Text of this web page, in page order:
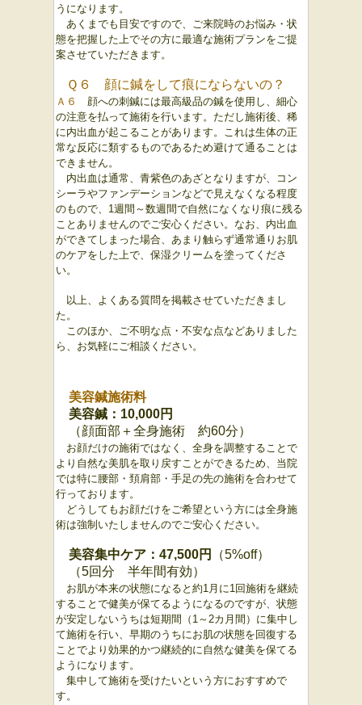
うになります。
あくまでも目安ですので、ご来院時のお悩み・状
態を把握した上でその方に最適な施術プランをご提
案させていただきます。
Ｑ６ 顔に鍼をして痕にならないの？
Ａ６
顔への刺鍼には最高級品の鍼を使用し、細心
の注意を払って施術を行います。ただし施術後、稀
に内出血が起こることがあります。これは生体の正
常な反応に類するものであるため避けて通ることは
できません。
内出血は通常、青紫色のあざとなりますが、コン
シーラやファンデーションなどで見えなくなる程度
のもので、1週間～数週間で自然になくなり痕に残る
ことありませんのでご安心ください。なお、内出血
ができてしまった場合、あまり触らず通常通りお肌
のケアをした上で、保湿クリームを塗ってくださ
い。
以上、よくある質問を掲載させていただきまし
た。
このほか、ご不明な点・不安な点などありました
ら、お気軽にご相談ください。
美容鍼施術料
美容鍼：10,000円
（顔面部＋全身施術 約60分）
お顔だけの施術ではなく、全身を調整することで
より自然な美肌を取り戻すことができるため、当院
では特に腰部・頚肩部・手足の先の施術を合わせて
行っております。
どうしてもお顔だけをご希望という方には全身施
術は強制いたしませんのでご安心ください。
美容集中ケア：47,500円
（5%off）
（5回分 半年間有効）
お肌が本来の状態になると約1月に1回施術を継続
することで健美が保てるようになるのですが、状態
が安定しないうちは短期間（1～2カ月間）に集中し
て施術を行い、早期のうちにお肌の状態を回復する
ことでより効果的かつ継続的に自然な健美を保てる
ようになります。
集中 して施術を受けたいという方におすすめで
す。